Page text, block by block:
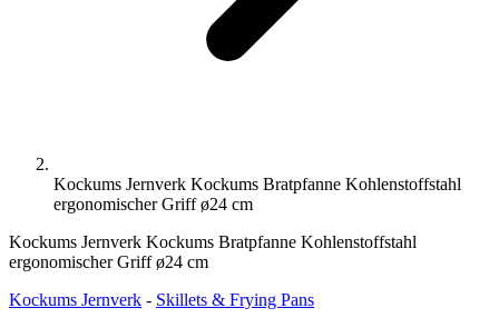
Kockums Jernverk Kockums Bratpfanne Kohlenstoffstahl
ergonomischer Griff ø24 cm
Kockums Jernverk Kockums Bratpfanne Kohlenstoffstahl
ergonomischer Griff ø24 cm
Kockums Jernverk - Skillets & Frying Pans